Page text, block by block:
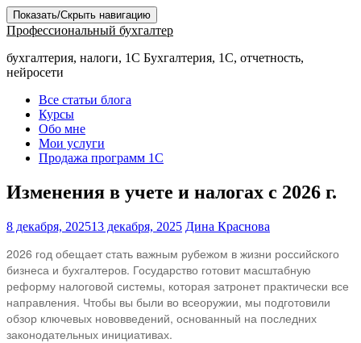
Показать/Скрыть навигацию
Профессиональный бухгалтер
бухгалтерия, налоги, 1С Бухгалтерия, 1С, отчетность,
нейросети
Все статьи блога
Курсы
Обо мне
Мои услуги
Продажа программ 1С
Изменения в учете и налогах с 2026 г.
8 декабря, 202513 декабря, 2025 Дина Краснова
2026 год обещает стать важным рубежом в жизни российского
бизнеса и бухгалтеров. Государство готовит масштабную
реформу налоговой системы, которая затронет практически все
направления. Чтобы вы были во всеоружии, мы подготовили
обзор ключевых нововведений, основанный на последних
законодательных инициативах.